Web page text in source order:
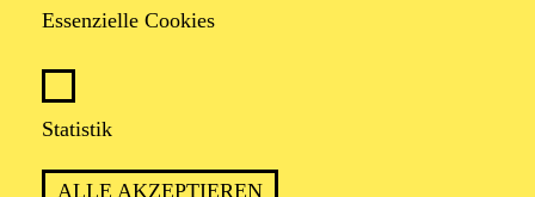
Essenzielle Cookies
Statistik
ALLE AKZEPTIEREN
15. November 1997
In italienischer Sprache mit deutschen Übertiteln